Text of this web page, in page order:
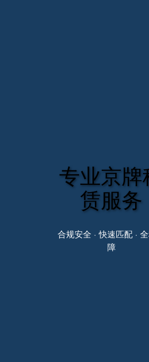
专业京牌
赁服务
合规安全 · 快速匹配 ·
障